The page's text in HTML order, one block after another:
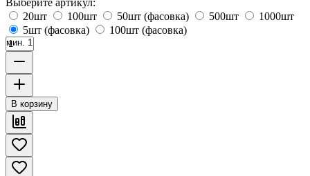
20шт
100шт 50шт (фасовка) 500шт
1000шт
5шт (фасовка)
100шт (фасовка)
мин. 1
В корзину